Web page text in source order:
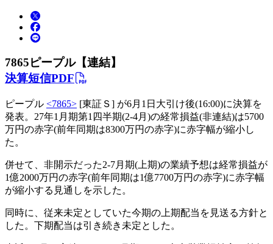
7865ピープル【連結】
決算短信PDF
ピープル <7865> [東証Ｓ] が6月1日大引け後(16:00)に決算を
発表。27年1月期第1四半期(2-4月)の経常損益(非連結)は5700
万円の赤字(前年同期は8300万円の赤字)に赤字幅が縮小し
た。
併せて、非開示だった2-7月期(上期)の業績予想は経常損益が
1億2000万円の赤字(前年同期は1億7700万円の赤字)に赤字幅
が縮小する見通しを示した。
同時に、従来未定としていた今期の上期配当を見送る方針と
した。下期配当は引き続き未定とした。